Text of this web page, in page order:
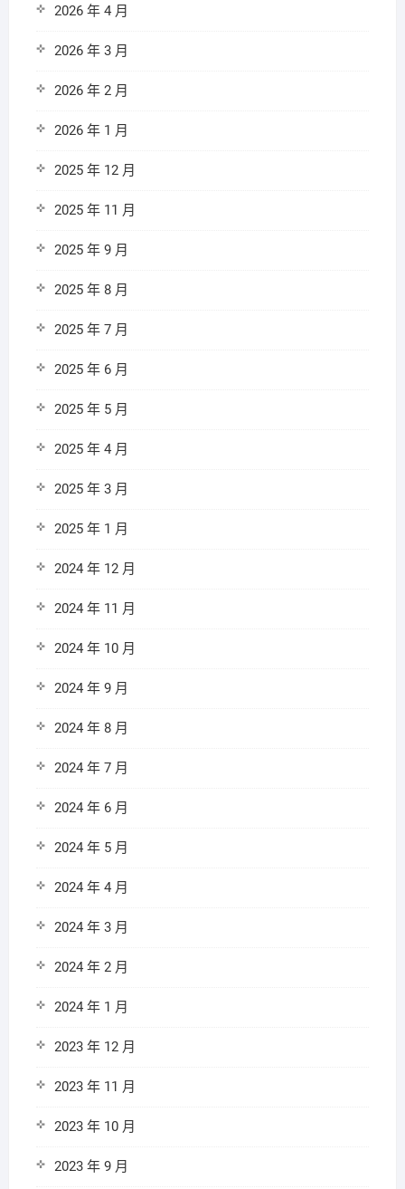
2026 年 4 月
2026 年 3 月
2026 年 2 月
2026 年 1 月
2025 年 12 月
2025 年 11 月
2025 年 9 月
2025 年 8 月
2025 年 7 月
2025 年 6 月
2025 年 5 月
2025 年 4 月
2025 年 3 月
2025 年 1 月
2024 年 12 月
2024 年 11 月
2024 年 10 月
2024 年 9 月
2024 年 8 月
2024 年 7 月
2024 年 6 月
2024 年 5 月
2024 年 4 月
2024 年 3 月
2024 年 2 月
2024 年 1 月
2023 年 12 月
2023 年 11 月
2023 年 10 月
2023 年 9 月